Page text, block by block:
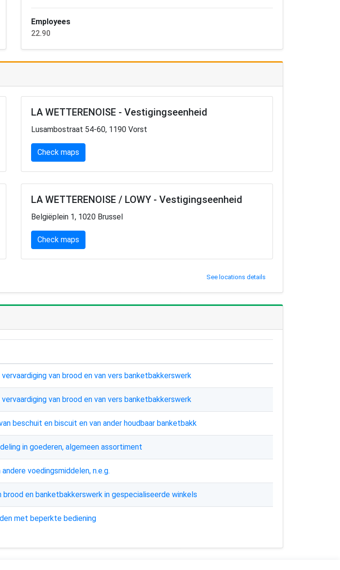
Employees
22.90
LA WETTERENOISE - Vestigingseenheid
Lusambostraat 54-60, 1190 Vorst
Check maps
LA WETTERENOISE / LOWY - Vestigingseenheid
Belgiëplein 1, 1020 Brussel
Check maps
See locations details
van brood en van vers banketbakkerswerk
van brood en van vers banketbakkerswerk
beschuit en biscuit en van ander houdbaar banketbakk
in goederen, algemeen assortiment
voedingsmiddelen, n.e.g.
brood en banketbakkerswerk in gespecialiseerde winkels
met beperkte bediening